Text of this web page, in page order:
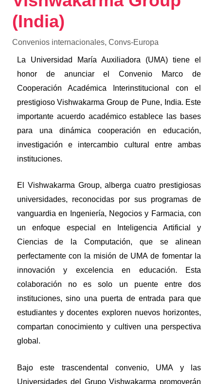
(India)
Convenios internacionales, Convs-Europa
La Universidad María Auxiliadora (UMA) tiene el
honor de anunciar el Convenio Marco de
Cooperación Académica Interinstitucional con el
prestigioso Vishwakarma Group de Pune, India. Este
importante acuerdo académico establece las bases
para una dinámica cooperación en educación,
investigación e intercambio cultural entre ambas
instituciones.
El Vishwakarma Group, alberga cuatro prestigiosas
universidades, reconocidas por sus programas de
vanguardia en Ingeniería, Negocios y Farmacia, con
un enfoque especial en Inteligencia Artificial y
Ciencias de la Computación, que se alinean
perfectamente con la misión de UMA de fomentar la
innovación y excelencia en educación. Esta
colaboración no es solo un puente entre dos
instituciones, sino una puerta de entrada para que
estudiantes y docentes exploren nuevos horizontes,
compartan conocimiento y cultiven una perspectiva
global.
Bajo este trascendental convenio, UMA y las
Universidades del Grupo Vishwakarma promoverán